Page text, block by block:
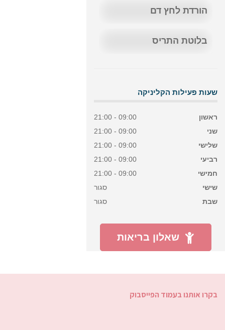
הורדת לחץ דם
בלוטת התריס
שעות פעילות הקליניקה
ראשון
09:00 - 21:00
שני
09:00 - 21:00
שלישי
09:00 - 21:00
רביעי
09:00 - 21:00
חמישי
09:00 - 21:00
שישי
סגור
שבת
סגור
שאלון בריאות
בקרו אותנו בעמוד הפייסבוק